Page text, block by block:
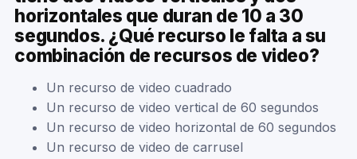
horizontales que duran de 10 a 30
segundos. ¿Qué recurso le falta a su
combinación de recursos de video?
Un recurso de video cuadrado
Un recurso de video vertical de 60 segundos
Un recurso de video horizontal de 60 segundos
Un recurso de video de carrusel